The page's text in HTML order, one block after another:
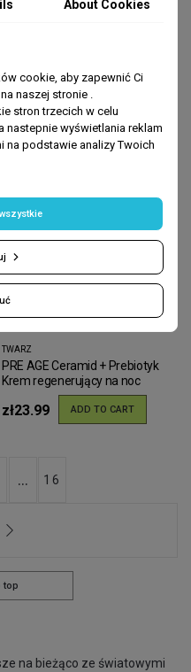
SEBOCONTROL Cica + Cynk +
TWARZ
PRE AGE Ceramid + Prebiotyk
Krem regenerujący na noc
Dr.Sante 50 ml
zł23.99 ADD TO CART
... 16
top
na bieżąco ze światowymi
About Cookies
cookie, aby zapewnić Ci
naszej stronie .
stron trzecich w celu
nastepnie wyświetlania reklam
na podstawie analizy Twoich